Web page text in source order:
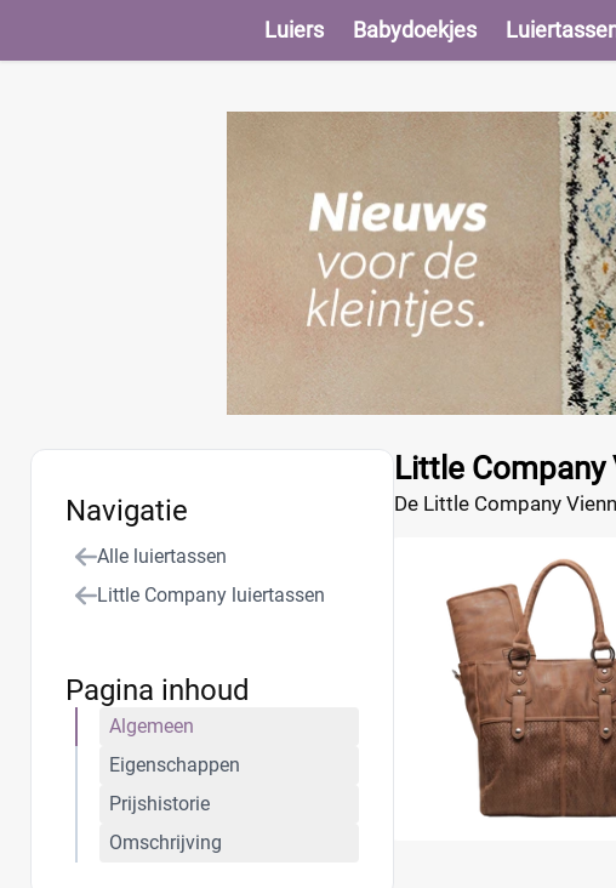
Luiers Babydoekjes
Little
De Little Company
Navigatie
Alle luiertassen
Little Company luiertassen
Pagina inhoud
Algemeen
Eigenschappen
Prijshistorie
Omschrijving